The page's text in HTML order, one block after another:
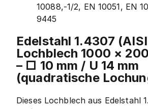
10088,-1/2, EN 10051, EN
9445
Edelstahl 1.4307
Lochblech 1000 ×
– □ 10 mm / U 14 mm
(quadratische
Dieses Lochblech aus Edelstahl